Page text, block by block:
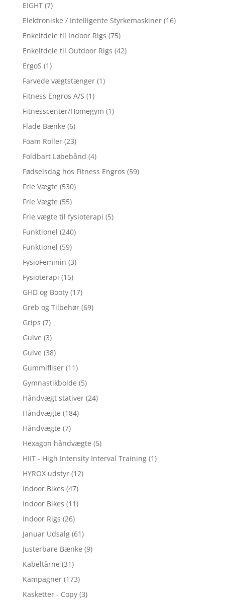
EIGHT (7)
Elektroniske / Intelligente Styrkemaskiner (16)
Enkeltdele til Indoor Rigs (75)
Enkeltdele til Outdoor Rigs (42)
ErgoS (1)
Farvede vægtstænger (1)
Fitness Engros A/S (1)
Fitnesscenter/Homegym (1)
Flade Bænke (6)
Foam Roller (23)
Foldbart Løbebånd (4)
Fødselsdag hos Fitness Engros (59)
Frie Vægte (530)
Frie Vægte (55)
Frie vægte til fysioterapi (5)
Funktionel (240)
Funktionel (59)
FysioFeminin (3)
Fysioterapi (15)
GHD og Booty (17)
Greb og Tilbehør (69)
Grips (7)
Gulve (3)
Gulve (38)
Gummifliser (11)
Gymnastikbolde (5)
Håndvægt stativer (24)
Håndvægte (184)
Håndvægte (7)
Hexagon håndvægte (5)
HIIT - High Intensity Interval Training (1)
HYROX udstyr (12)
Indoor Bikes (47)
Indoor Bikes (11)
Indoor Rigs (26)
Januar Udsalg (61)
Justerbare Bænke (9)
Kabeltårne (31)
Kampagner (173)
Kasketter - Copy (3)